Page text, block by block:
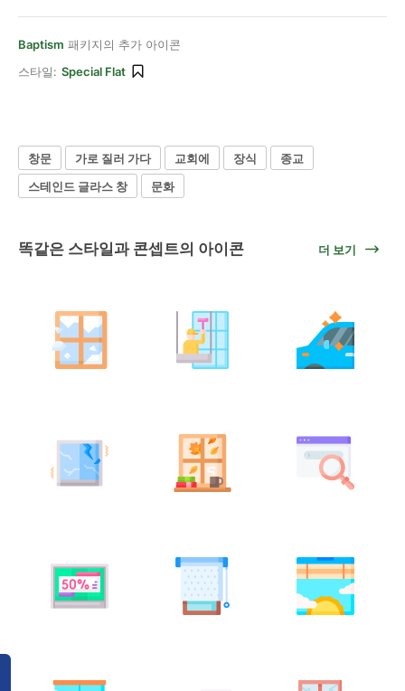
Baptism 패키지의 추가 아이콘
스타일: Special Flat
창문 가로 질러 가다 교회에 장식
종교
스테인드 글라스 창
문화
똑같은 스타일과 콘셉트의 아이콘 더 보기